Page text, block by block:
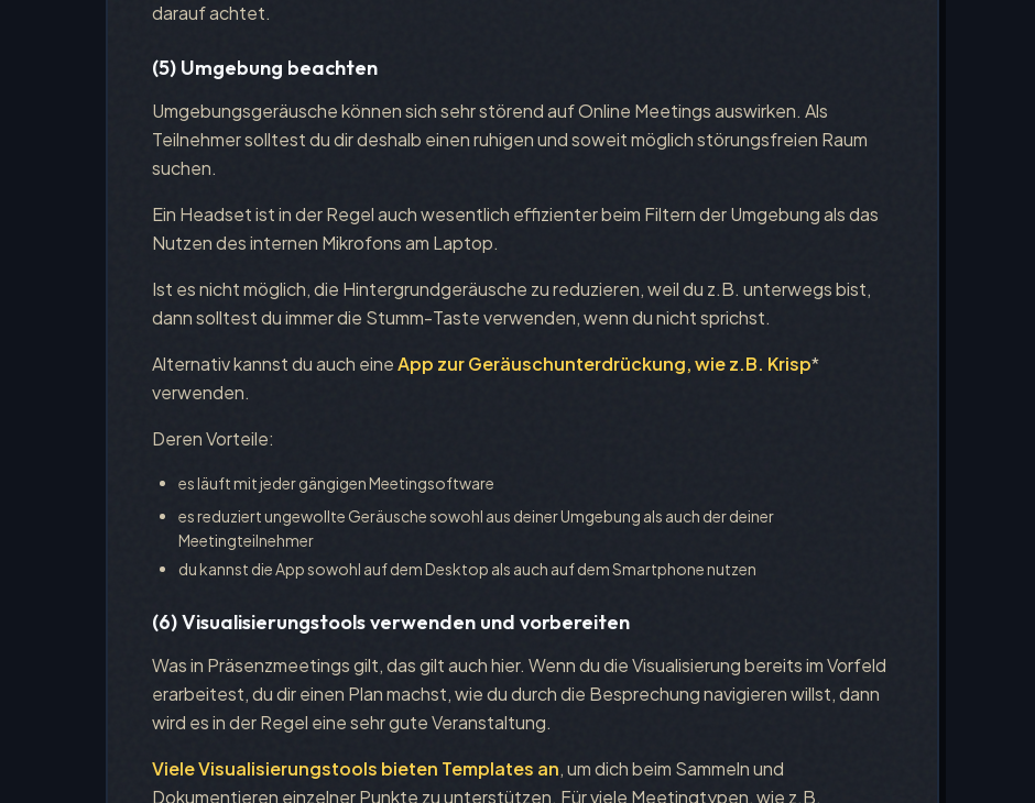
darauf achtet.
(5) Umgebung beachten
Umgebungsgeräusche können sich sehr störend auf Online Meetings auswirken. Als
Teilnehmer solltest du dir deshalb einen ruhigen und soweit möglich störungsfreien Raum
suchen.
Ein Headset ist in der Regel auch wesentlich effizienter beim Filtern der Umgebung als das
Nutzen des internen Mikrofons am Laptop.
Ist es nicht möglich, die Hintergrundgeräusche zu reduzieren, weil du z.B. unterwegs bist,
dann solltest du immer die Stumm-Taste verwenden, wenn du nicht sprichst.
Alternativ kannst du auch eineApp zur Geräuschunterdrückung, wie z.B. Krisp*
verwenden.
Deren Vorteile:
es läuft mit jeder gängigen Meetingsoftware
es reduziert ungewollte Geräusche sowohl aus deiner Umgebung als auch der deiner
Meetingteilnehmer
du kannst die App sowohl auf dem Desktop als auch auf dem Smartphone nutzen
(6) Visualisierungstools verwenden und vorbereiten
Was in Präsenzmeetings gilt, das gilt auch hier. Wenn du die Visualisierung bereits im Vorfeld
erarbeitest, du dir einen Plan machst, wie du durch die Besprechung navigieren willst, dann
wird es in der Regel eine sehr gute Veranstaltung.
Viele Visualisierungstools bieten Templates an, um dich beim Sammeln und
Dokumentieren einzelner Punkte zu unterstützen. Für viele Meetingtypen, wie z.B.